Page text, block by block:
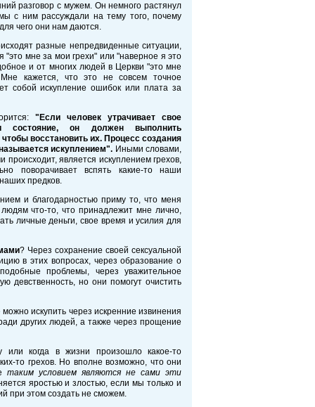
разговор с мужем. Он немного растянул
с ним рассуждали на тему того, почему
чего они нам даются.
разные непредвиденные ситуации,
мне за мои грехи" или "наверное я это
и от многих людей в Церкви "это мне
кажется, что это не совсем точное
собой искупление ошибок или плата за
"Если человек утрачивает свое
состояние, он должен выполнить
восстановить их. Процесс создания
искуплением". Иными словами,
является искуплением грехов,
поворачивает вспять какие-то наши
предков.
и благодарностью приму то, что меня
что-то, что принадлежит мне лично,
личные деньги, свое время и усилия для
? Через сохранение своей сексуальной
в этих вопросах, через образование о
проблемы, через уважительное
девственность, но они помогут очистить
можно искупить через искренние извинения
других людей, а также через прощение
или когда в жизни произошло какое-то
то грехов. Но вполне возможно, что они
таким условием являются не сами эти
яростью и злостью, если мы только и
при этом создать не сможем.